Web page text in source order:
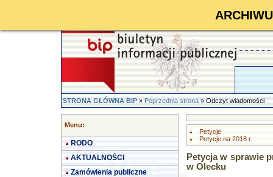
STRONA GŁÓWNA BIP»Poprzednia strona» Odczyt wiadomości
Menu:
RODO
AKTUALNOŚCI
Zamówienia publiczne
Petycje
Petycje na 2018 r.
Petycja w sprawie
w Olecku